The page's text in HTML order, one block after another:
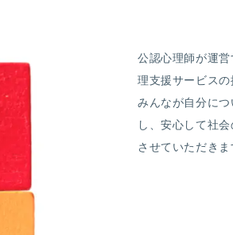
公認心理師が運
理支援サービスの
みんなが自分に
し、安心して社
させていただきま